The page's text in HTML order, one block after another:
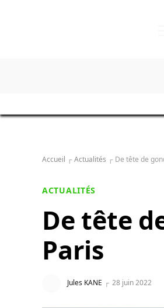
Accueil ┌Actualités ┌ De tête de
ACTUALITÉS
De tête
Paris
Jules KANE 28 juin 2022